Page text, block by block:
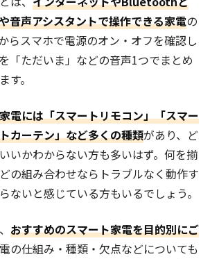
音声アシスタントで操作できる家電の
らスマホで電源のオン・オフを確認し
「ただいま」などの音声1つでまとめ
す。
電には「スマートリモコン」「スマー
カーテン」など多くの種類があり、ど
いかわからない方も多いはず。何を揃
の組み合わせならトラブルなく動作す
ないと感じている方もいるでしょう。
おすすめのスマート家電を目的別にご
の仕組み・種類・欠点などについても